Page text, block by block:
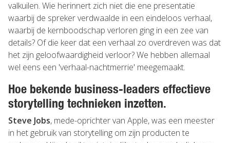
valkuilen. Wie herinnert zich niet die ene presentatie
waarbij de spreker verdwaalde in een eindeloos verhaal,
waarbij de kernboodschap verloren ging in een zee van
details? Of die keer dat een verhaal zo overdreven was dat
het zijn geloofwaardigheid verloor? We hebben allemaal
wel eens een 'verhaal-nachtmerrie' meegemaakt.
Hoe bekende business-leaders effectieve
storytelling technieken inzetten.
Steve Jobs, mede-oprichter van Apple, was een meester
in het gebruik van storytelling om zijn producten te